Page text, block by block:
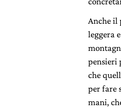
Anche il
leggera
pensieri
che
per fare
mani,